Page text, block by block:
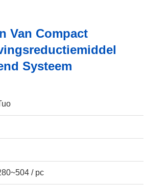
Van Compact
Systeem
/ pc